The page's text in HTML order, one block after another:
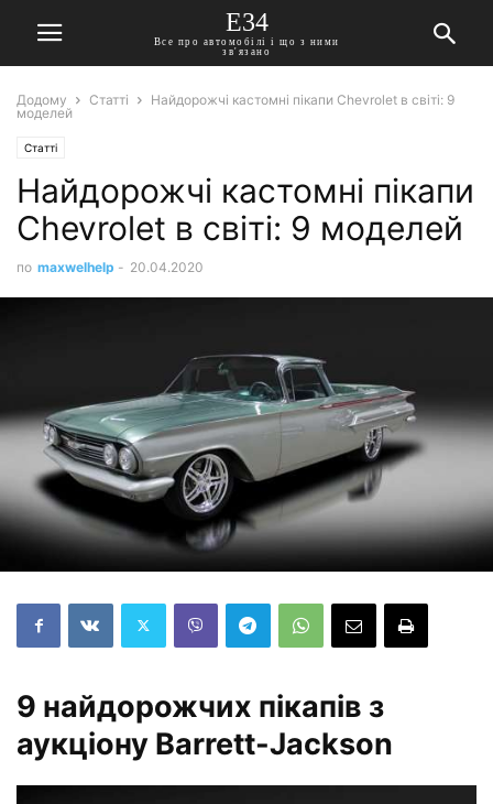
E34
Все про автомобілі і що з ними
зв'язано
Додому Статті
Найдорожчі кастомні пікапи Chevrolet в світі: 9
моделей
Статті
Найдорожчі кастомні пікапи
Chevrolet в світі: 9 моделей
по maxwelhelp - 20.04.2020
9 найдорожчих пікапів з
аукціону Barrett-Jackson